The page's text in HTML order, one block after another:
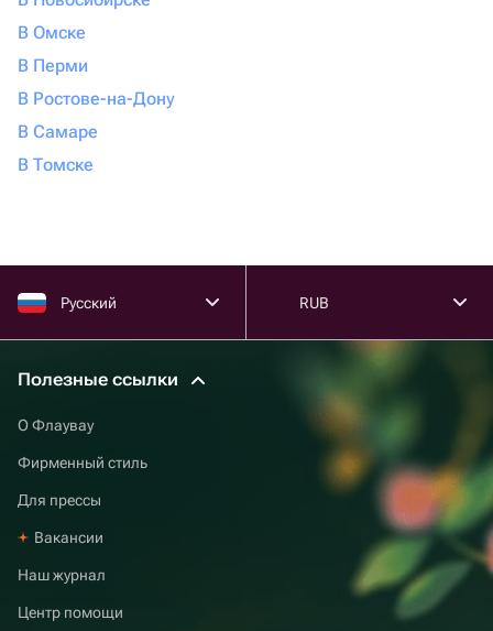
В Омске
В Перми
В Ростове-на-Дону
В Самаре
В Томске
Русский RUB
Полезные ссылки
О Флаувау
Фирменный стиль
Для прессы
Вакансии
Наш журнал
Центр помощи